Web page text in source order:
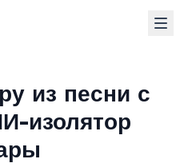
из песни с
изолятор